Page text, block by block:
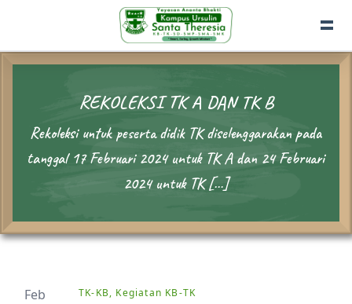
REKOLEKSI TK A DAN TK B
Rekoleksi untuk peserta didik TK diselenggarakan pada
tanggal 17 Februari 2024 untuk TK A dan 24 Februari
2024 untuk TK […]
Feb TK-KB, Kegiatan KB-TK